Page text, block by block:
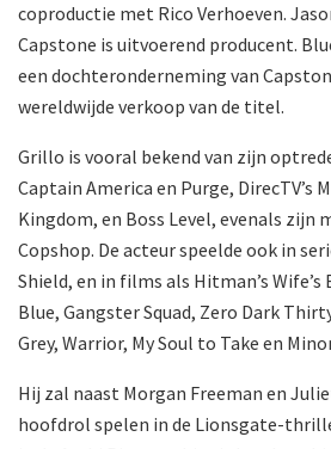
coproductie met Rico Verhoeven.
Capstone is uitvoerend producent.
een dochteronderneming van
wereldwijde verkoop van de titel.
Grillo is vooral bekend van zijn
Captain America en Purge, DirecTV’s
Kingdom, en Boss Level, evenals zijn
Copshop. De acteur speelde ook in
Shield, en in films als Hitman’s Wife’s
Blue, Gangster Squad, Zero Dark
Grey, Warrior, My Soul to Take en
Hij zal naast Morgan Freeman en
hoofdrol spelen in de Lionsgate-